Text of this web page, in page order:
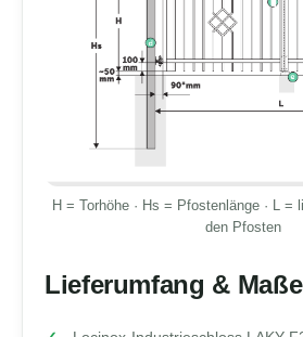
Lieferumfang & Maße
H = Torhöhe · Hs = Pfostenlänge · L =
den Pfosten